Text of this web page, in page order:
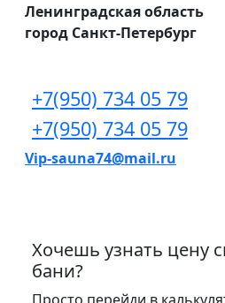
Ленинградская область
город Санкт-Петербург
+7(950) 734 05 79
+7(950) 734 05 79
Vip-sauna74@mail.ru
Хочешь узнать цену
бани?